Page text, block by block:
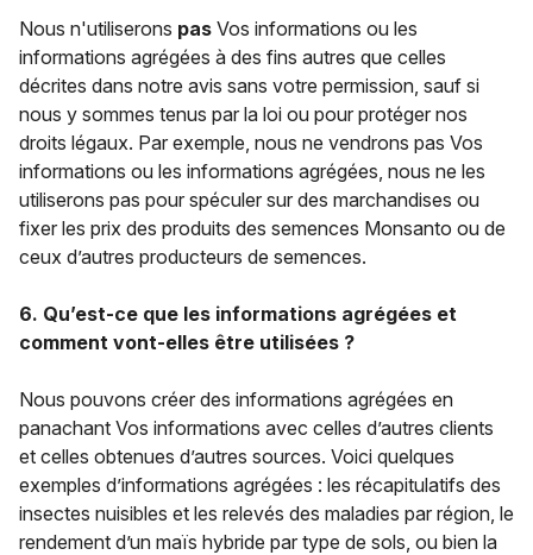
Nous n'utiliserons pas Vos informations ou les
informations agrégées à des fins autres que celles
décrites dans notre avis sans votre permission, sauf si
nous y sommes tenus par la loi ou pour protéger nos
droits légaux. Par exemple, nous ne vendrons pas Vos
informations ou les informations agrégées, nous ne les
utiliserons pas pour spéculer sur des marchandises ou
fixer les prix des produits des semences Monsanto ou de
ceux d’autres producteurs de semences.
6. Qu’est-ce que les informations agrégées et
comment vont-elles être utilisées ?
Nous pouvons créer des informations agrégées en
panachant Vos informations avec celles d’autres clients
et celles obtenues d’autres sources. Voici quelques
exemples d’informations agrégées : les récapitulatifs des
insectes nuisibles et les relevés des maladies par région, le
rendement d’un maïs hybride par type de sols, ou bien la